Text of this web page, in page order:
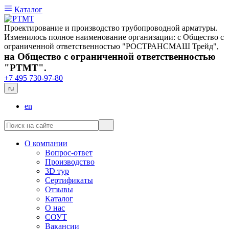
Каталог
Проектирование и производство трубопроводной арматуры.
Изменилось полное наименование организации: с Общество с
ограниченной ответственностью "РОСТРАНСМАШ Трейд",
на Общество с ограниченной ответственностью
"РТМТ".
+7 495 730-97-80
ru
en
О компании
Вопрос-ответ
Производство
3D тур
Сертификаты
Отзывы
Каталог
О нас
СОУТ
Вакансии